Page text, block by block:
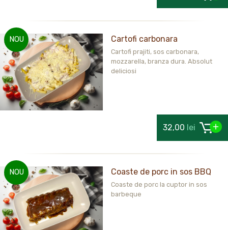
NOU Cartofi carbonara
Cartofi prajiti, sos carbonara,
mozzarella, branza dura. Absolut
deliciosi
32,00 lei
NOU Coaste de porc in sos BBQ
Coaste de porc la cuptor in sos
barbeque